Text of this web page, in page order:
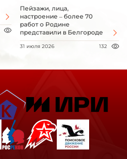
Пейзажи, лица,
настроение – более 70
работ о Родине
представили в Белгороде
31 июля 2026 132